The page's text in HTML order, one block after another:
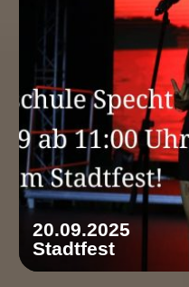
20.09.2025
Stadtfest